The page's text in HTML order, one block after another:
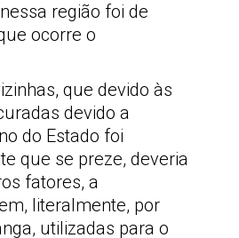
região foi de
ocorre o
que devido às
devido a
do Estado foi
que se preze, deveria
fatores, a
literalmente, por
utilizadas para o